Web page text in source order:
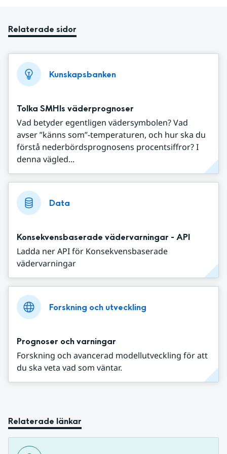
Relaterade sidor
Kunskapsbanken
Tolka SMHIs väderprognoser
Vad betyder egentligen vädersymbolen? Vad
avser ”känns som”-temperaturen, och hur ska du
förstå nederbördsprognosens procentsiffror? I
denna vägled...
Data
Konsekvensbaserade vädervarningar - API
Ladda ner API för Konsekvensbaserade
vädervarningar
Forskning och utveckling
Prognoser och varningar
Forskning och avancerad modellutveckling för att
du ska veta vad som väntar.
Relaterade länkar